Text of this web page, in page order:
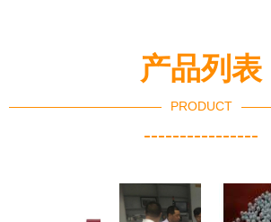
产品列表
PRODUCT
----------------